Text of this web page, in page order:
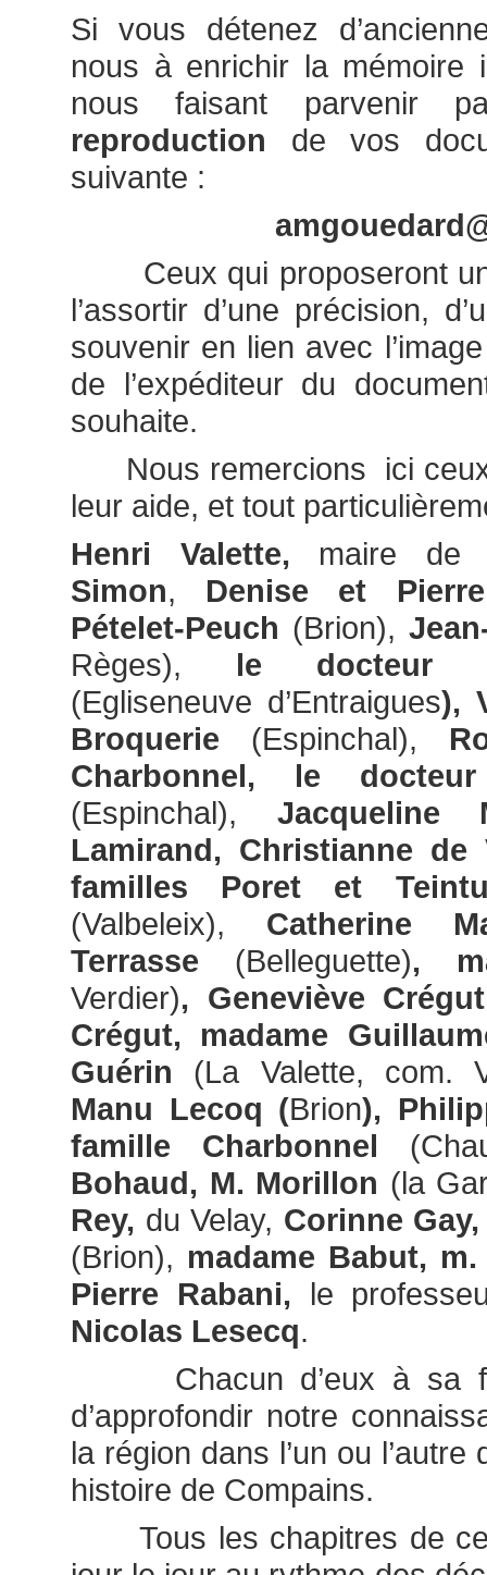
Si vous détenez
nous à enrichir la mémoire
nous faisant parvenir
reproduction de vos
suivante :
Ceux qui proposeront
l’assortir d’une précision,
souvenir en lien avec
de l’expéditeur du
souhaite.
Nous remercions ici ceux
leur aide, et tout
Henri Valette, maire de
Simon, Denise et
Pételet-Peuch (Brion),
Règes), le docteur
(Egliseneuve d’Entraigues),
Broquerie (Espinchal),
Charbonnel, le
(Espinchal), Jacqueline
Lamirand, Christianne de
familles Poret et
(Valbeleix), Catherine
Terrasse (Belleguette),
Verdier), Geneviève
Crégut, madame
Guérin (La Valette, com.
Manu Lecoq (Brion),
famille Charbonnel
Bohaud, M. Morillon (la
Rey, du Velay, Corinne
(Brion), madame Babut,
Pierre Rabani, le
Nicolas Lesecq.
Chacun d’eux à sa
d’approfondir notre
la région dans l’un ou
histoire de Compains.
Tous les chapitres de ce